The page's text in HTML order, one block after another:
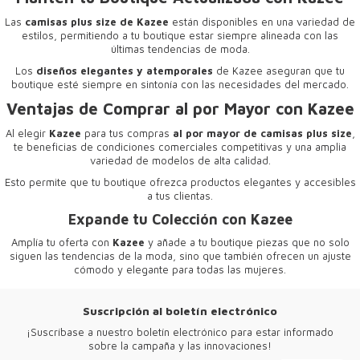
Las camisas plus size de Kazee están disponibles en una variedad de
estilos, permitiendo a tu boutique estar siempre alineada con las
últimas tendencias de moda.
Los diseños elegantes y atemporales de Kazee aseguran que tu
boutique esté siempre en sintonía con las necesidades del mercado.
Ventajas de Comprar al por Mayor con Kazee
Al elegir Kazee para tus compras al por mayor de camisas plus size
te beneficias de condiciones comerciales competitivas y una amplia
variedad de modelos de alta calidad.
Esto permite que tu boutique ofrezca productos elegantes y accesibles
a tus clientas.
Expande tu Colección con Kazee
Amplía tu oferta con Kazee y añade a tu boutique piezas que no solo
siguen las tendencias de la moda, sino que también ofrecen un ajuste
cómodo y elegante para todas las mujeres.
Suscripción al boletín electrónico
¡Suscríbase a nuestro boletín electrónico para estar informado
sobre la campaña y las innovaciones!